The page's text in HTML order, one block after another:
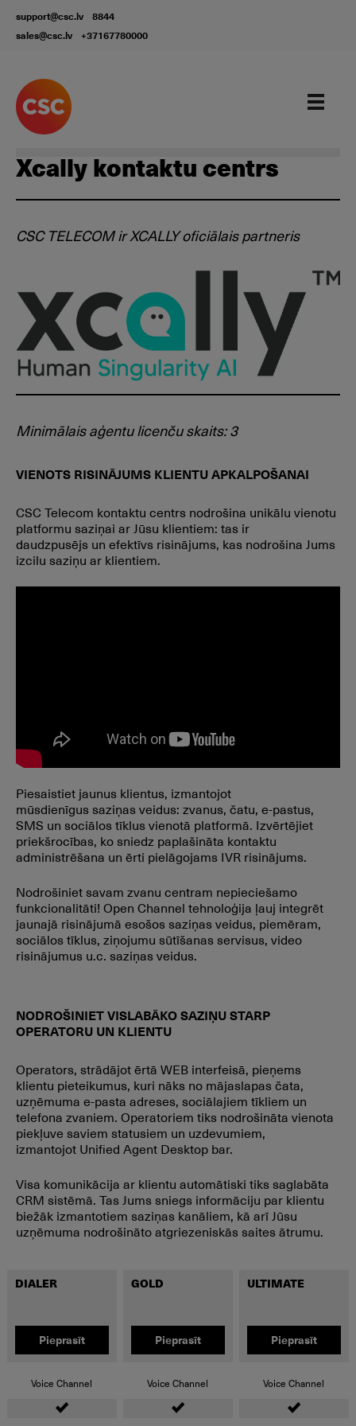
support@csc.lv
8844
sales@csc.lv
+37167780000
Solutions
Xcally kontaktu centrs
CSC TELECOM ir XCALLY oficiālais partneris
Minimālais aģentu licenču skaits: 3
VIENOTS RISINĀJUMS KLIENTU APKALPOŠANAI
CSC Telecom kontaktu centrs nodrošina unikālu vienotu
platformu saziņai ar Jūsu klientiem: tas ir
daudzpusējs un efektīvs risinājums, kas nodrošina Jums
izcilu saziņu ar klientiem.
Piesaistiet jaunus klientus, izmantojot
mūsdienīgus saziņas veidus: zvanus, čatu, e-pastus,
SMS un sociālos tīklus vienotā platformā. Izvērtējiet
priekšrocības, ko sniedz paplašināta kontaktu
administrēšana un ērti pielāgojams IVR risinājums.
Nodrošiniet savam zvanu centram nepieciešamo
funkcionalitāti! Open Channel tehnoloģija ļauj integrēt
jaunajā risinājumā esošos saziņas veidus, piemēram,
sociālos tīklus, ziņojumu sūtīšanas servisus, video
risinājumus u.c. saziņas veidus.
NODROŠINIET VISLABĀKO SAZIŅU STARP
OPERATORU UN KLIENTU
Operators, strādājot ērtā WEB interfeisā, pieņems
klientu pieteikumus, kuri nāks no mājaslapas čata,
uzņēmuma e-pasta adreses, sociālajiem tīkliem un
telefona zvaniem. Operatoriem tiks nodrošināta vienota
piekļuve saviem statusiem un uzdevumiem,
izmantojot Unified Agent Desktop bar.
Visa komunikācija ar klientu automātiski tiks saglabāta
CRM sistēmā. Tas Jums sniegs informāciju par klientu
biežāk izmantotiem saziņas kanāliem, kā arī Jūsu
uzņēmuma nodrošināto atgriezeniskās saites ātrumu.
DIALER
Pieprasīt
Voice Channel
GOLD
Pieprasīt
Voice Channel
ULTIMATE
Pieprasīt
Voice Channel